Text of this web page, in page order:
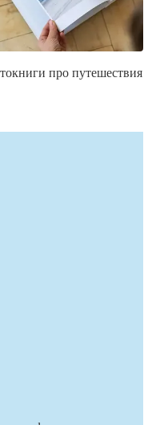
про путешествия